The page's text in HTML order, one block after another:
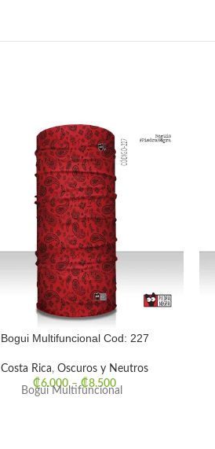
Bogui Multifuncional Cod: 227
Costa Rica, Oscuros y Neutros
₡6.000–₡8.500
Bogui Multifuncional